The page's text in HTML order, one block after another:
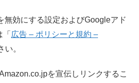
無効にする設定およびGoogleアド
広告 – ポリシーと規約 –
い。
を宣伝しリンクするこ